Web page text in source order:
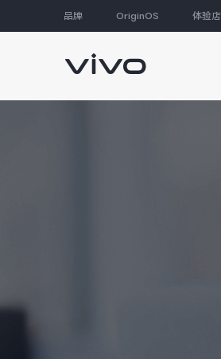
品牌 OriginOS 体验店